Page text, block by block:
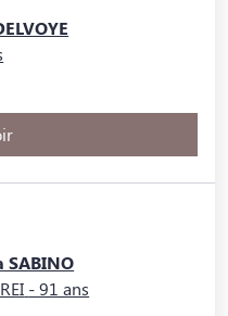
SABINO
- 91 ans